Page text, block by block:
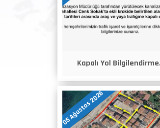
Kapalı Yol
05 Ağustos 2026